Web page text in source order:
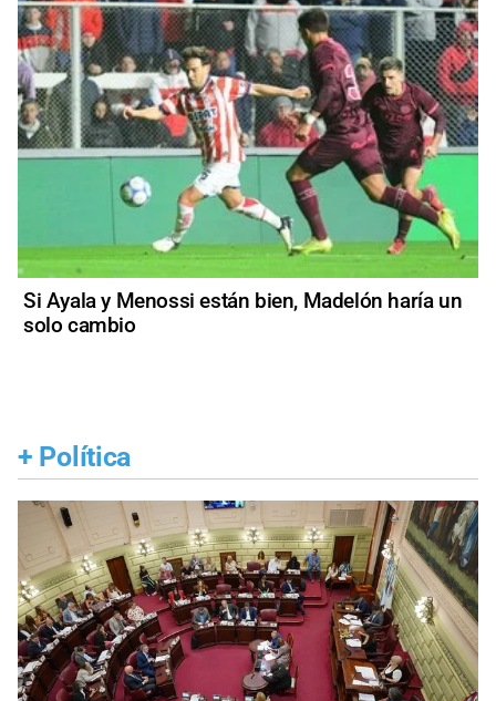
Si Ayala y Menossi están bien, Madelón haría un
solo cambio
+ Política